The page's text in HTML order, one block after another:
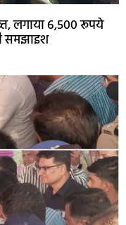
लगाया 6,500 रूपये
समझाइश